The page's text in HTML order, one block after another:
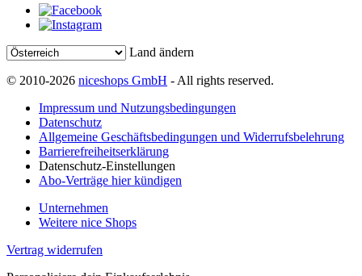
Land ändern
© 2010-2026 niceshops GmbH - All rights reserved.
Impressum und Nutzungsbedingungen
Datenschutz
Allgemeine Geschäftsbedingungen und Widerrufsbelehrung
Barrierefreiheitserklärung
Datenschutz-Einstellungen
Abo-Verträge hier kündigen
Unternehmen
Weitere nice Shops
Vertrag widerrufen